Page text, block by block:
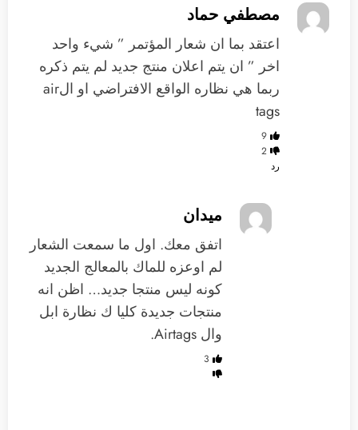
مصطفي حماد
اعتقد بما ان شعار المؤتمر ” شيء واحد
اخر ” ان يتم اعلان منتج جديد لم يتم ذكره
ربما هي نظاره الواقع الافتراضي او الair
tags
9
2
رد
ميدان
اتفق معك. اول ما سمعت الشعار
لم اوعزه للماك بالمعالج الجديد
كونه ليس منتجا جديد… اظن انه
منتجات جديدة كليا ك نظارة ابل
وال Airtags.
3